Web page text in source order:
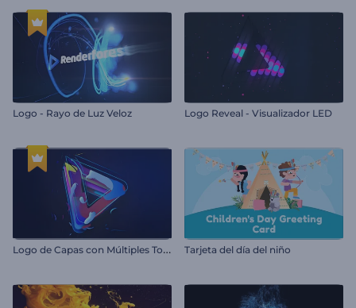
Logo - Rayo de Luz Veloz Logo Reveal - Visualizador LED
L
ogo de Capas con Múltiples Tonos Tarjeta del día del niño